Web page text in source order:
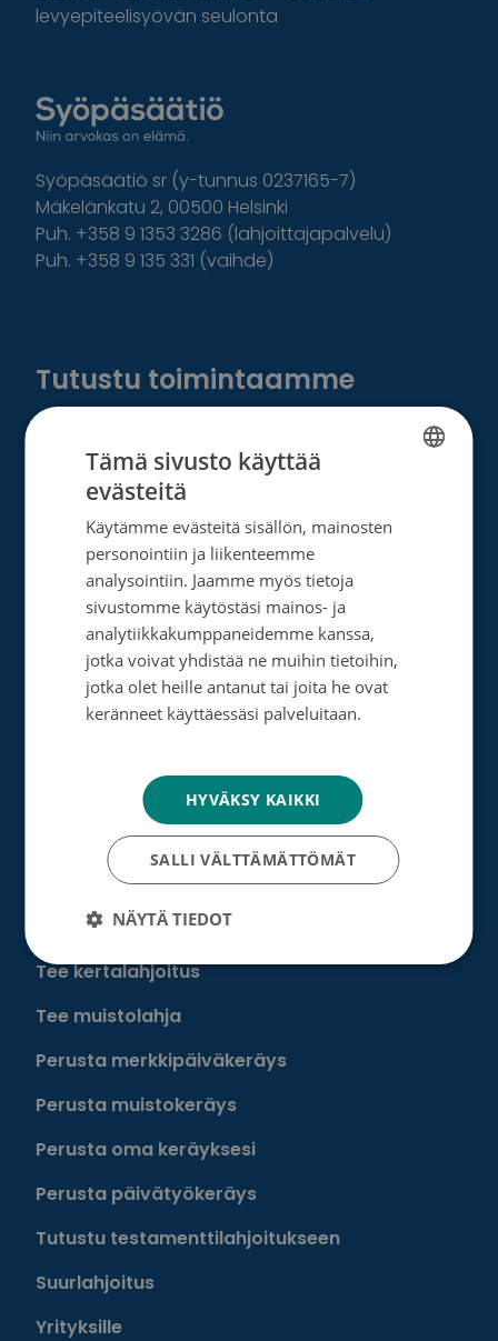
levyepiteelisyövän seulonta
Syöpäsäätiö sr (y-tunnus 0237165-7)
Mäkelänkatu 2, 00500 Helsinki
Puh. +358 9 1353 3286 (lahjoittajapalvelu)
Puh. +358 9 135 331 (vaihde)
Tutustu toimintaamme
Ota yhteyttä
Tietosuoja- ja rekisteriseloste
Rahankeräyslupa
Syöpäsäätiö laskutusoitteet
Saavutettavuus
Roosa nauha -keräys
Lahjoita
Löydä oma tapasi auttaa
Liity kuukausilahjoittajaksi
Tee kertalahjoitus
Tee muistolahja
Perusta merkkipäiväkeräys
Perusta muistokeräys
Perusta oma keräyksesi
Perusta päivätyökeräys
Tutustu testamenttilahjoitukseen
Suurlahjoitus
Yrityksille
SWEDISH
Tämä sivusto käyttää
evästeitä
Käytämme evästeitä sisällön, mainosten
personointiin ja liikenteemme
analysointiin. Jaamme myös tietoja
sivustomme käytöstäsi mainos- ja
analytiikkakumppaneidemme kanssa,
jotka voivat yhdistää ne muihin tietoihin,
jotka olet heille antanut tai joita he ovat
keränneet käyttäessäsi palveluitaan.
HYVÄKSY KAIKKI
SALLI VÄLTTÄMÄTTÖMÄT
NÄYTÄ TIEDOT